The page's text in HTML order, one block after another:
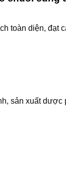
diện, đạt
sản xuất